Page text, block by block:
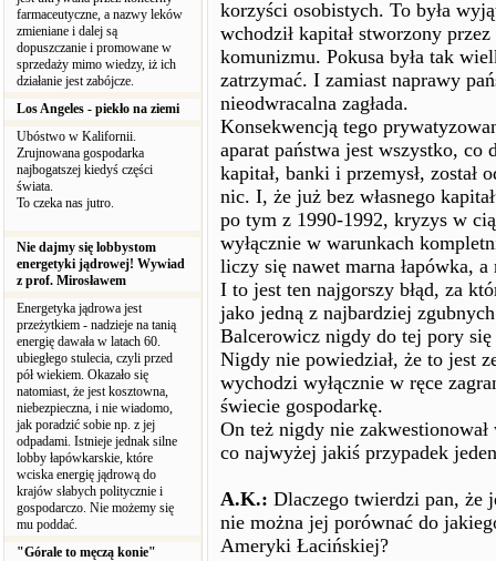
farmaceutyczne, a nazwy leków
zmieniane i dalej są
dopuszczanie i promowane w
sprzedaży mimo wiedzy, iż ich
działanie jest zabójcze.
Los Angeles - piekło na ziemi
Ubóstwo w Kalifornii.
Zrujnowana gospodarka
najbogatszej kiedyś części
świata.
To czeka nas jutro.
Nie dajmy się lobbystom
energetyki jądrowej! Wywiad
z prof. Mirosławem
Energetyka jądrowa jest
przeżytkiem - nadzieje na tanią
energię dawała w latach 60.
ubiegłego stulecia, czyli przed
pół wiekiem. Okazało się
natomiast, że jest kosztowna,
niebezpieczna, i nie wiadomo,
jak poradzić sobie np. z jej
odpadami. Istnieje jednak silne
lobby łapówkarskie, które
wciska energię jądrową do
krajów słabych politycznie i
gospodarczo. Nie możemy się
mu poddać.
"Górale to męczą konie"
korzyści osobistych. To była
wchodził kapitał stworzony
komunizmu. Pokusa była tak
zatrzymać. I zamiast naprawy
nieodwracalna zagłada.
Konsekwencją tego
aparat państwa jest wszystko,
kapitał, banki i przemysł, został
nic. I, że już bez własnego
po tym z 1990-1992, kryzys w
wyłącznie w warunkach
liczy się nawet marna łapówka, a
I to jest ten najgorszy błąd, za
jako jedną z najbardziej
Balcerowicz nigdy do tej pory się
Nigdy nie powiedział, że to jest
wychodzi wyłącznie w ręce
świecie gospodarkę.
On też nigdy nie
co najwyżej jakiś przypadek
A.K.: Dlaczego twierdzi pan, że
nie można jej porównać do
Ameryki Łacińskiej?